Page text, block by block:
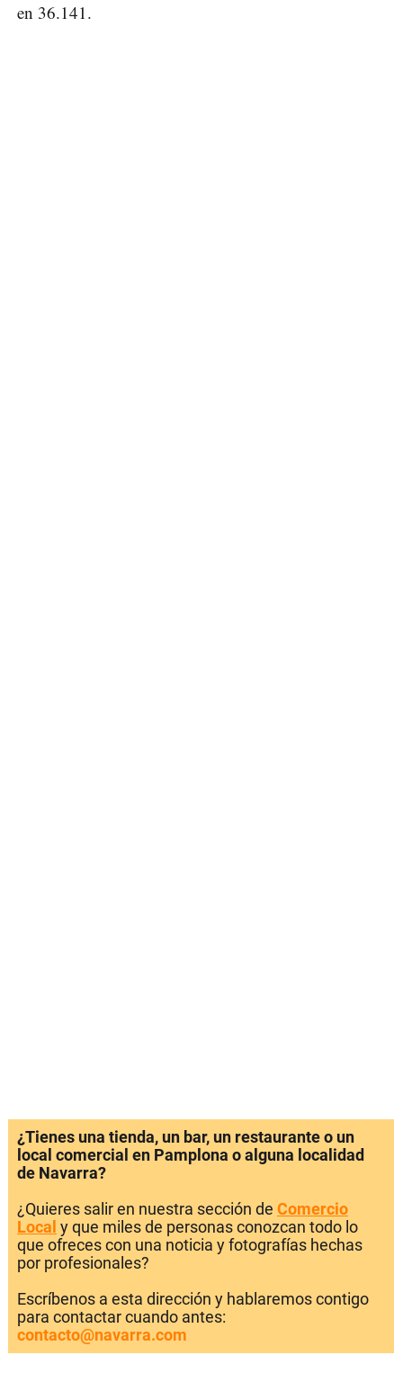
en 36.141.
¿Tienes una tienda, un bar, un restaurante o un
local comercial en Pamplona o alguna localidad
de Navarra?
¿Quieres salir en nuestra sección de Comercio
Local y que miles de personas conozcan todo lo
que ofreces con una noticia y fotografías hechas
por profesionales?
Escríbenos a esta dirección y hablaremos contigo
para contactar cuando antes:
contacto@navarra.com